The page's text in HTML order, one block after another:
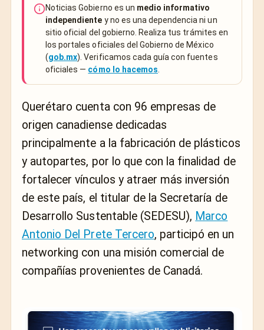
Noticias Gobierno es un medio informativo
independiente y no es una dependencia ni un
sitio oficial del gobierno. Realiza tus trámites en
los portales oficiales del Gobierno de México
(gob.mx). Verificamos cada guía con fuentes
oficiales — cómo lo hacemos
Querétaro cuenta con 96 empresas de
origen canadiense dedicadas
principalmente a la fabricación de plásticos
y autopartes, por lo que con la finalidad de
fortalecer vínculos y atraer más inversión
de este país, el titular de la Secretaría de
Desarrollo Sustentable (SEDESU), Marco
Antonio Del Prete Tercero, participó en un
networking con una misión comercial de
compañías provenientes de Canadá.